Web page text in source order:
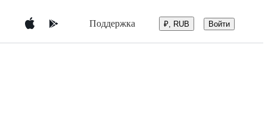
Поддержка ₽, RUB Войти